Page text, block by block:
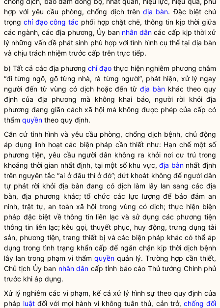
hợp với yêu cầu phòng, chống dịch trên địa bàn. Đặc biệt chú
trọng chỉ đạo công tác phối hợp chặt chẽ, thông tin kịp thời giữa
các ngành, các địa phương, Ủy ban nhân dân các cấp kịp thời xử
lý những vấn đề phát sinh phù hợp với tình hình cụ thể tại địa bàn
và chịu trách nhiệm trước cấp trên trực tiếp.
b) Tất cả các địa phương chỉ đạo thực hiện nghiêm phương châm
“đi từng ngõ, gõ từng nhà, rà từng người”, phát hiện, xử lý ngay
người đến từ vùng có dịch hoặc đến từđịa bàn khác theo quy
định của địa phương mà không khai báo, người rời khỏi địa
phương đang giãn cách xã hội mà không được phép của cấp có
thẩm quyền theo quy định.
Căn cứ tình hình và yêu cầu phòng, chống dịch bệnh, chủ động
áp dụng linh hoạt các biện pháp cần thiết như: Hạn chế một số
phương tiện, yêu cầu người dân không ra khỏi nơi cư trú trong
khoảng thời gian nhất định, tại một số khu vực,địa bànnhất định
trên nguyên tắc “ai ở đâu thì ở đó”; dứt khoát không để người dân
tự phát rời khỏiđịa bàn đang có dịch làm lây lan sang cácđịa
bàn, địa phương khác; tổ chức các lực lượng để bảo đảm an
ninh, trật tự, an toàn xã hội trong vùng có dịch; thực hiện biện
pháp đặc biệt về thông tin liên lạc và sử dụng các phương tiện
thông tin liên lạc; kêu gọi, thuyết phục, huy động, trưng dụng tài
sản, phương tiện, trang thiết bị và các biện pháp khác có thể áp
dụng trong tình trạng khẩn cấp để ngăn chặn kịp thời dịch bệnh
lây lan trong phạm vi thẩm quyền quản lý. Trường hợp cần thiết,
Chủ tịch Ủy ban nhân dân cấp tỉnh báo cáo Thủ tướng Chính phủ
trước khi áp dụng.
Xử lý nghiêm các vi phạm, kể cả xử lý hình sự theo quy định của
pháp luật đối với mọi hành vi không tuân thủ, cản trở, chống đối